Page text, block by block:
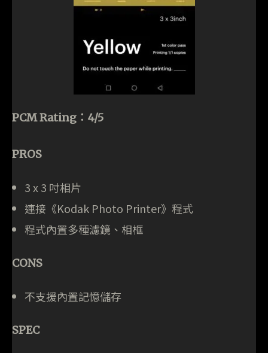
PCM Rating：4/5
PROS
3 x 3 吋相片
連接《Kodak Photo Printer》程式
程式內置多種濾鏡、相框
CONS
不支援內置記憶儲存
SPEC